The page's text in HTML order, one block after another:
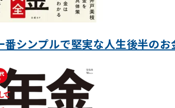
シンプルで堅実な人生後半のお